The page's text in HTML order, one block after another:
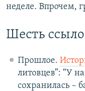
неделе. Впрочем,
Шесть
Прошлое.
литовцев”: “У
сохранилась –